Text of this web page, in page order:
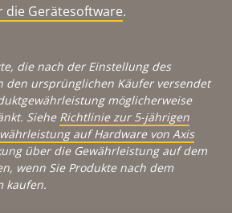
die Gerätesoftware.
die nach der Einstellung des
den ursprünglichen Käufer versendet
möglicherweise
Siehe Richtlinie zur 5-jährigen
auf Hardware von Axis
über die Gewährleistung auf dem
wenn Sie Produkte nach dem
kaufen.